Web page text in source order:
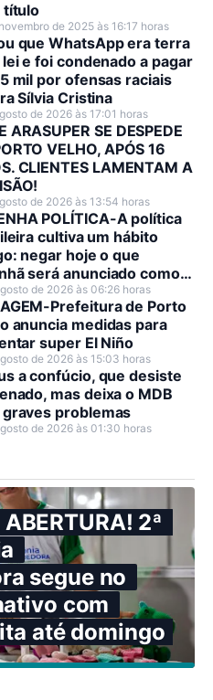
título
de 2025 às 16:17 horas
que WhatsApp era terra
e foi condenado a pagar
mil por ofensas raciais
Sílvia Cristina
de 2026 às 17:01 horas
ARASUPER SE DESPEDE
VELHO, APÓS 16
CLIENTES LAMENTAM A
de 2026 às 13:54 horas
POLÍTICA-A política
cultiva um hábito
negar hoje o que
será anunciado como
estratégica.
de 2026 às 06:26 horas
Prefeitura de Porto
anuncia medidas para
super El Niño
de 2026 às 15:03 horas
a confúcio, que desiste
mas deixa o MDB
problemas
de 2026 às 01:30 horas
2ª
segue no
com
até domingo